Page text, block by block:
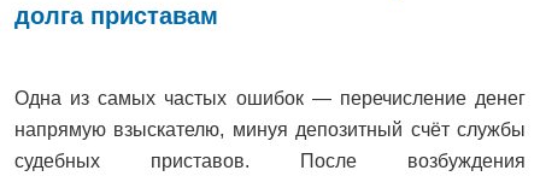
долга приставам
Одна из самых частых ошибок — перечисление денег
напрямую взыскателю, минуя депозитный счёт службы
судебных приставов. После возбуждения